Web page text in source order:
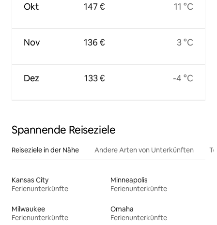
Okt
Nov
Dez
147 €
136 €
133 €
11 °C
3 °C
-4 °C
Spannende Reiseziele
Reiseziele in der Nähe Andere Arten von Unterkünften
Kansas City
Ferienunterkünfte
Minneapolis
Ferienunterkünfte
Milwaukee
Ferienunterkünfte
Omaha
Ferienunterkünfte